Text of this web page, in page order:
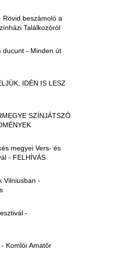
Rövid beszámoló a
Találkozóról
- Minden út
IDÉN IS LESZ
SZÍNJÁTSZÓ
megyei Vers- és
- FELHÍVÁS
Vilniusban -
-
Komlói Amatőr